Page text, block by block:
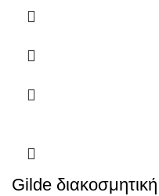
Gilde